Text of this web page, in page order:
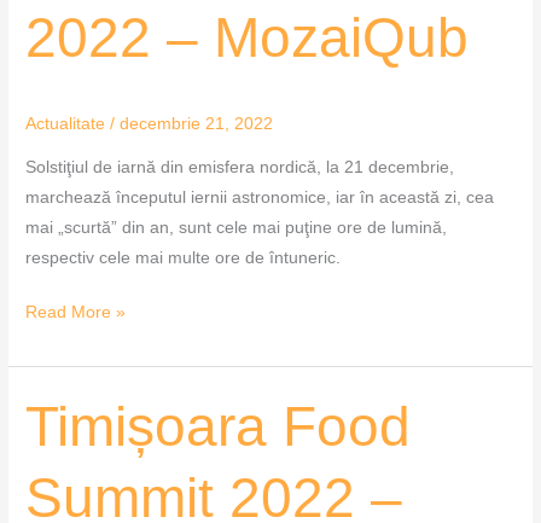
2022 – MozaiQub
Actualitate /decembrie 21, 2022
Solstiţiul de iarnă din emisfera nordică, la 21 decembrie,
marchează începutul iernii astronomice, iar în această zi, cea
mai „scurtă” din an, sunt cele mai puţine ore de lumină,
respectiv cele mai multe ore de întuneric.
2022
Read More »
Timișoara Food
Summit 2022 –
Timișoara
2022